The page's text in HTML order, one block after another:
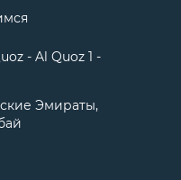
- Al Quoz 1 -
Эмираты,